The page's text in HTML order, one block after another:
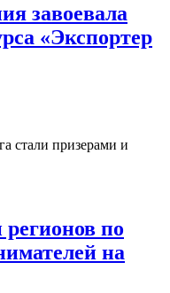
завоевала
«Экспортер
стали призерами и
по
на